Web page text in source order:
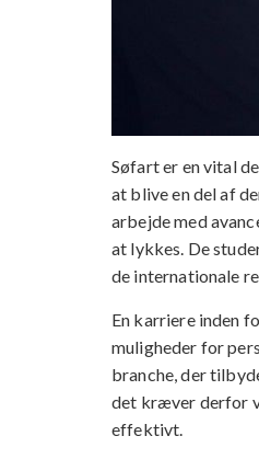
Søfart er en vital
at blive en del af
arbejde med
at lykkes. De
de internationale
En karriere inden
muligheder for
branche, der
det kræver derfor
effektivt.